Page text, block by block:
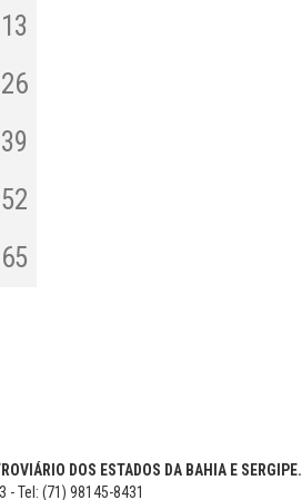
DOS ESTADOS DA BAHIA E SERGIPE.
- Tel: (71) 98145-8431